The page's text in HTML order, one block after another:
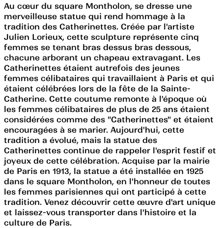
Au cœur du square Montholon, se dresse une
merveilleuse statue qui rend hommage à la
tradition des Catherinettes. Créée par l'artiste
Julien Lorieux, cette sculpture représente cinq
femmes se tenant bras dessus bras dessous,
chacune arborant un chapeau extravagant. Les
Catherinettes étaient autrefois des jeunes
femmes célibataires qui travaillaient à Paris et qui
étaient célébrées lors de la fête de la Sainte-
Catherine. Cette coutume remonte à l'époque où
les femmes célibataires de plus de 25 ans étaient
considérées comme des "Catherinettes" et étaient
encouragées à se marier. Aujourd'hui, cette
tradition a évolué, mais la statue des
Catherinettes continue de rappeler l'esprit festif et
joyeux de cette célébration. Acquise par la mairie
de Paris en 1913, la statue a été installée en 1925
dans le square Montholon, en l'honneur de toutes
les femmes parisiennes qui ont participé à cette
tradition. Venez découvrir cette œuvre d'art unique
et laissez-vous transporter dans l'histoire et la
culture de Paris.